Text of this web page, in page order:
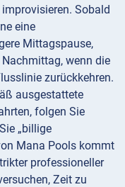
Sobald
eine
Mittagspause,
wenn die
zurückkehren.
ausgestattete
folgen Sie
„billige
Mana Pools kommt
professioneller
Zeit zu